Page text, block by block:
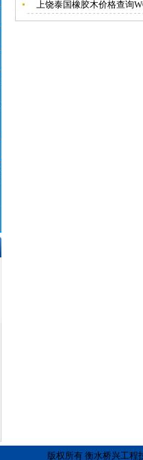
上饶泰国橡胶木价格查询
版权所有 衡水桥兴工程